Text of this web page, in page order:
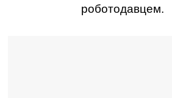
роботодавцем.